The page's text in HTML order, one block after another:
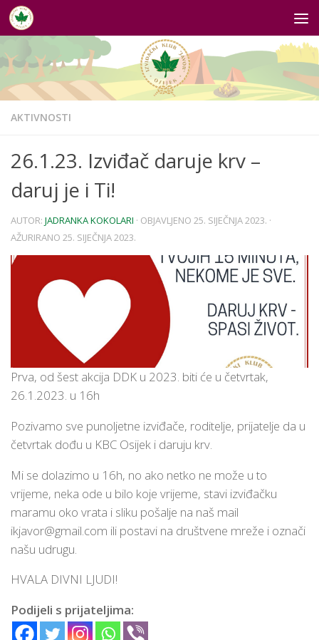
Skip to content
AKTIVNOSTI
26.1.23. Izviđač daruje krv –
daruj je i Ti!
AUTOR: JADRANKA KOKOLARI · OBJAVLJENO 25. SIJEČNJA 2023. ·
AŽURIRANO 25. SIJEČNJA 2023.
Prva, od šest akcija DDK u 2023. biti će u četvrtak,
26.1.2023. u 16h
Pozivamo sve punoljetne izviđače, roditelje, prijatelje da u
četvrtak dođu u KBC Osijek i daruju krv.
Mi se dolazimo u 16h, no ako netko ne može u to
vrijeme, neka ode u bilo koje vrijeme, stavi izviđačku
maramu oko vrata i sliku pošalje na naš mail
ikjavor@gmail.com ili postavi na društvene mreže i označi
našu udrugu.
HVALA DIVNI LJUDI!
Podijeli s prijateljima: